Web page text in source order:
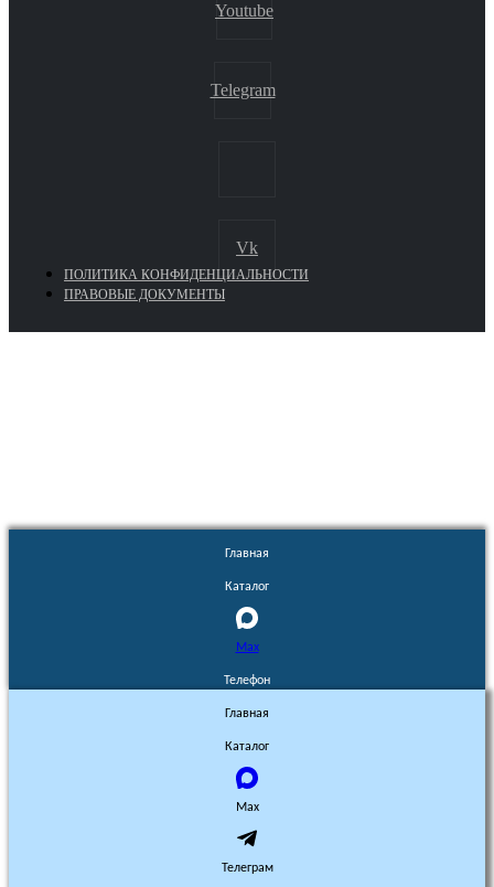
Youtube
Telegram
Vk
ПОЛИТИКА КОНФИДЕНЦИАЛЬНОСТИ
ПРАВОВЫЕ ДОКУМЕНТЫ
Главная
Каталог
Max
Телефон
Главная
Каталог
Max
Телеграм